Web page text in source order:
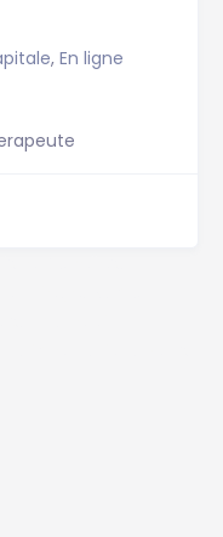
, En ligne